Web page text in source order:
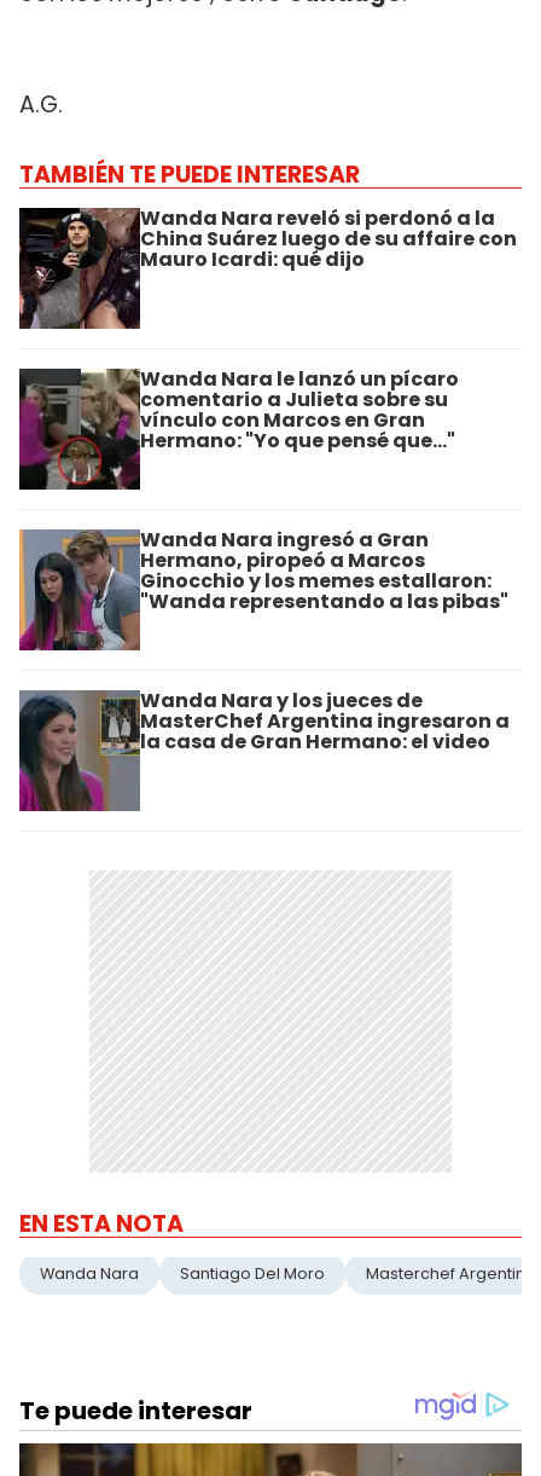
A.G.
TAMBIÉN TE PUEDE INTERESAR
Wanda Nara reveló si perdonó a la
China Suárez luego de su affaire con
Mauro Icardi: qué dijo
Wanda Nara le lanzó un pícaro
comentario a Julieta sobre su
vínculo con Marcos en Gran
Hermano: "Yo que pensé que..."
Wanda Nara ingresó a Gran
Hermano, piropeó a Marcos
Ginocchio y los memes estallaron:
"Wanda representando a las pibas"
Wanda Nara y los jueces de
MasterChef Argentina ingresaron a
la casa de Gran Hermano: el video
EN ESTA NOTA
Wanda Nara Santiago Del Moro Masterchef Argentina